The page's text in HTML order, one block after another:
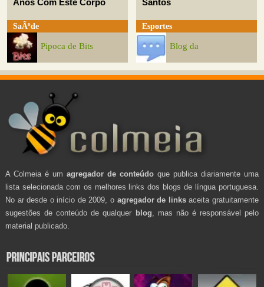
Anos Com Este Corpo
SaÃºde
Pipoca de Bits
Santos
Esportes
Blog da
A Colmeia é um agregador de conteúdo que publica diariamente uma
lista selecionada com os melhores links dos blogs de língua portuguesa.
No ar desde o início de 2009, o agregador de linksaceita gratuitamente
sugestões de conteúdo de qualquer blog , mas não é responsável pelo
material publicado.